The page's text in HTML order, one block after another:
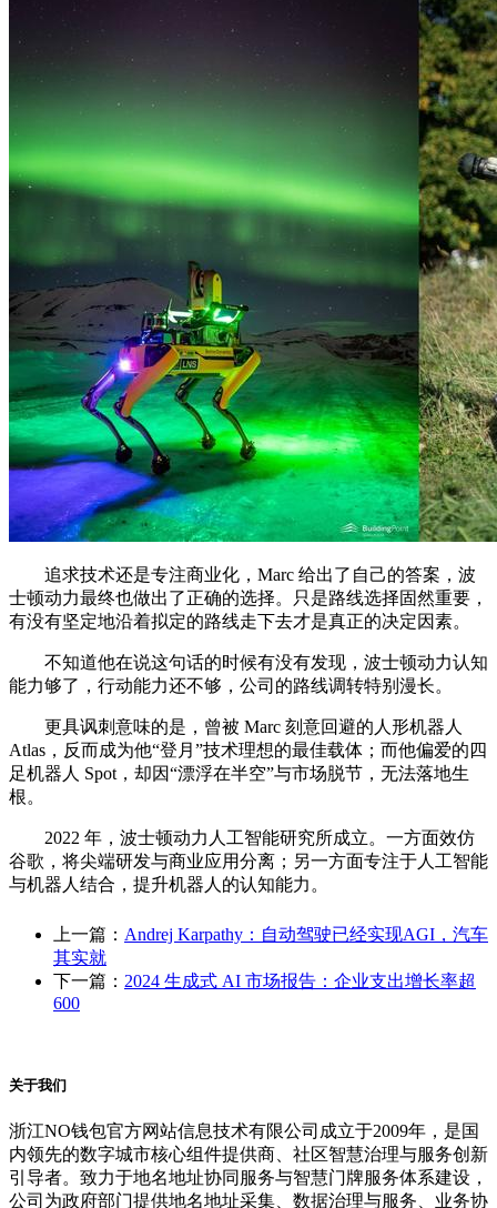
追求技术还是专注商业化，Marc 给出了自己的答案，波
士顿动力最终也做出了正确的选择。只是路线选择固然重要，
有没有坚定地沿着拟定的路线走下去才是真正的决定因素。
不知道他在说这句话的时候有没有发现，波士顿动力认知
能力够了，行动能力还不够，公司的路线调转特别漫长。
更具讽刺意味的是，曾被 Marc 刻意回避的人形机器人
Atlas，反而成为他“登月”技术理想的最佳载体；而他偏爱的四
足机器人 Spot，却因“漂浮在半空”与市场脱节，无法落地生
根。
2022 年，波士顿动力人工智能研究所成立。一方面效仿
谷歌，将尖端研发与商业应用分离；另一方面专注于人工智能
与机器人结合，提升机器人的认知能力。
上一篇： Andrej Karpathy：自动驾驶已经实现AGI，汽车
其实就
下一篇： 2024 生成式 AI 市场报告：企业支出增长率超
600
关于我们
浙江NO钱包官方网站信息技术有限公司成立于2009年，是国
内领先的数字城市核心组件提供商、社区智慧治理与服务创新
引导者。致力于地名地址协同服务与智慧门牌服务体系建设，
公司为政府部门提供地名地址采集、数据治理与服务、业务协